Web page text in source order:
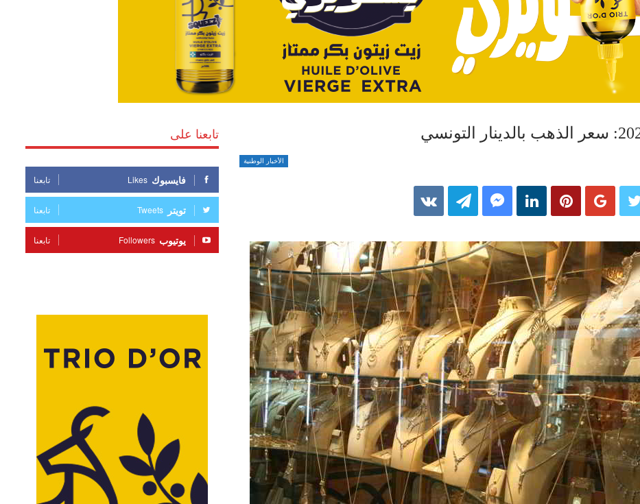
الأخبار الوطنية
تابعنا على
فايسبوك Likes تابعنا
تويتر Tweets تابعنا
يوتيوب Followers تابعنا